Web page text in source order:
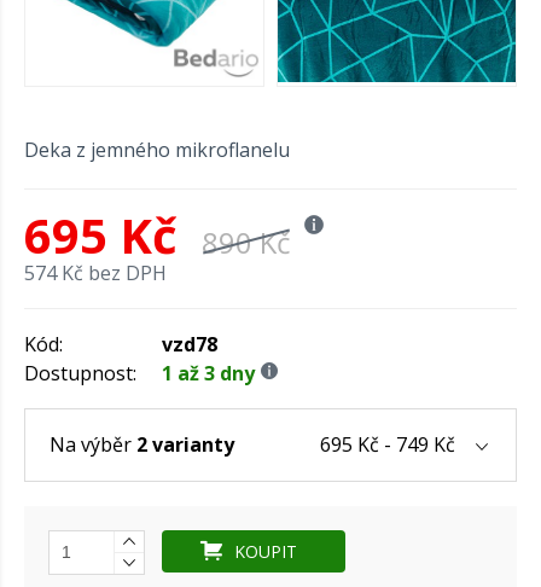
Deka z jemného mikroflanelu
695 Kč 890 Kč
574 Kč bez DPH
Kód:
vzd78
Dostupnost:
1 až 3 dny
Na výběr 2 varianty 695 Kč - 749 Kč
KOUPIT